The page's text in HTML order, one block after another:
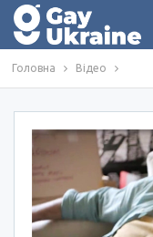
Головна Відео